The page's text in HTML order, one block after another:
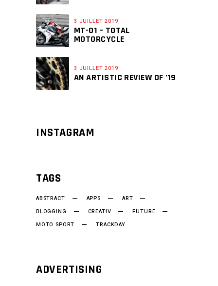
3 JUILLET 2019
MT-01 – TOTAL
MOTORCYCLE
3 JUILLET 2019
AN ARTISTIC REVIEW OF ’19
INSTAGRAM
TAGS
ABSTRACT APPS
ART
BLOGGING
CREATIV
FUTURE
MOTO SPORT
TRACKDAY
ADVERTISING